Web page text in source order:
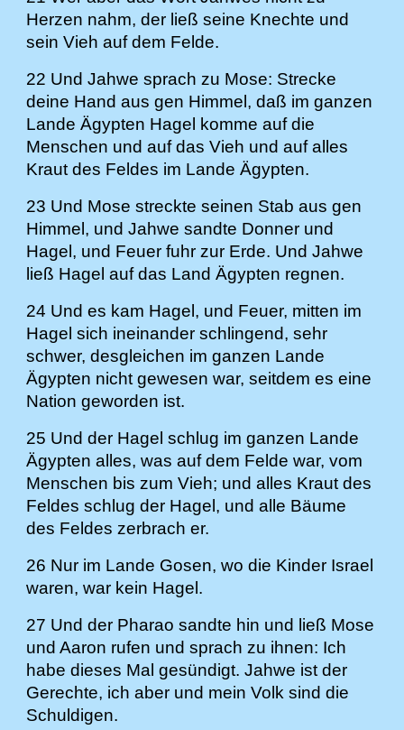
Herzen nahm, der ließ seine Knechte und
sein Vieh auf dem Felde.
22 Und Jahwe sprach zu Mose: Strecke
deine Hand aus gen Himmel, daß im ganzen
Lande Ägypten Hagel komme auf die
Menschen und auf das Vieh und auf alles
Kraut des Feldes im Lande Ägypten.
23 Und Mose streckte seinen Stab aus gen
Himmel, und Jahwe sandte Donner und
Hagel, und Feuer fuhr zur Erde. Und Jahwe
ließ Hagel auf das Land Ägypten regnen.
24 Und es kam Hagel, und Feuer, mitten im
Hagel sich ineinander schlingend, sehr
schwer, desgleichen im ganzen Lande
Ägypten nicht gewesen war, seitdem es eine
Nation geworden ist.
25 Und der Hagel schlug im ganzen Lande
Ägypten alles, was auf dem Felde war, vom
Menschen bis zum Vieh; und alles Kraut des
Feldes schlug der Hagel, und alle Bäume
des Feldes zerbrach er.
26 Nur im Lande Gosen, wo die Kinder Israel
waren, war kein Hagel.
27 Und der Pharao sandte hin und ließ Mose
und Aaron rufen und sprach zu ihnen: Ich
habe dieses Mal gesündigt. Jahwe ist der
Gerechte, ich aber und mein Volk sind die
Schuldigen.